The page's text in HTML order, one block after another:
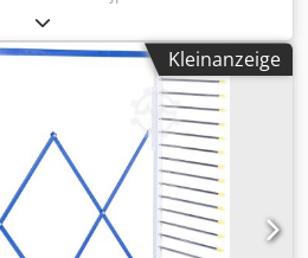
Lichte Zwischenmaß der Rohre:
der Felder: 400 mm
Kleinanzeige